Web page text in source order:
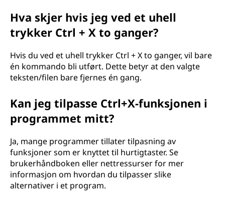
Hva skjer hvis jeg ved et uhell
trykker Ctrl + X to ganger?
Hvis du ved et uhell trykker Ctrl + X to ganger, vil bare
én kommando bli utført. Dette betyr at den valgte
teksten/filen bare fjernes én gang.
Kan jeg tilpasse Ctrl+X-funksjonen i
programmet mitt?
Ja, mange programmer tillater tilpasning av
funksjoner som er knyttet til hurtigtaster. Se
brukerhåndboken eller nettressurser for mer
informasjon om hvordan du tilpasser slike
alternativer i et program.